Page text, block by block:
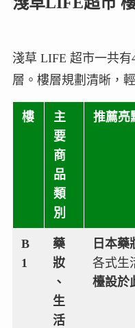
淺草 LIFE 超市一共
層。樓層規劃清晰，
樓
主
要
商
品
類
別
推薦亮
B
1
藥
妝
、
生
活
日本藥
各式生
檯設於